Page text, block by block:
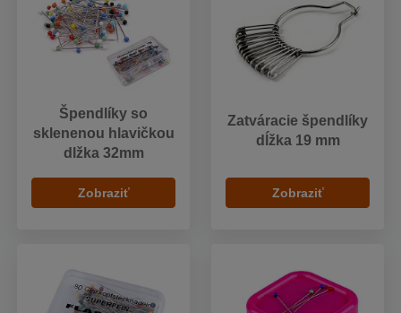
Špendlíky so
sklenenou hlavičkou
dlžka 32mm
Zobraziť
Zatváracie špendlíky
dĺžka 19 mm
Zobraziť